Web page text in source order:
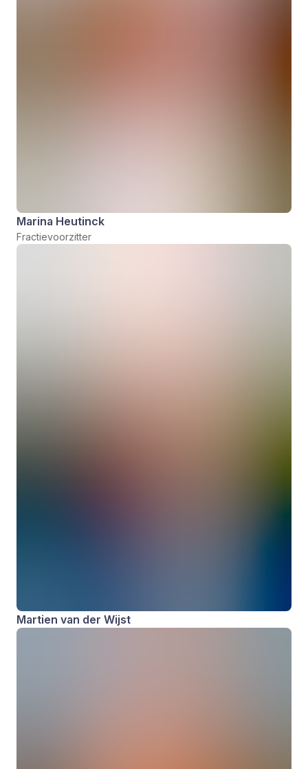
Marina Heutinck
Fractievoorzitter
Martien van der Wijst